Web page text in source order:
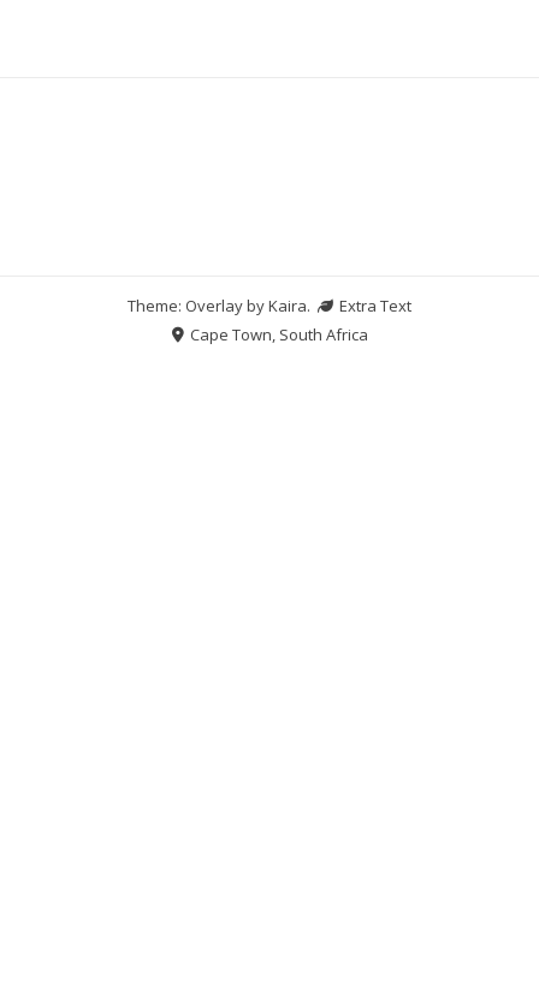
Theme: Overlay byKaira.
Extra Text
Cape Town, South Africa